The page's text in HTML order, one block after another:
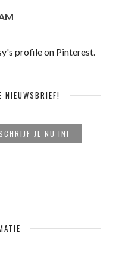
profile on Pinterest.
NIEUWSBRIEF!